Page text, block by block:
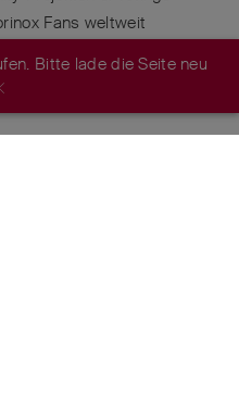
Bitte lade die Seite neu
Fans weltweit